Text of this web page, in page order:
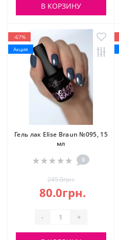
В КОРЗИНУ
-67%
Акция
Гель лак Elise Braun №095, 15
мл
0
245.0грн.
80.0грн.
- +